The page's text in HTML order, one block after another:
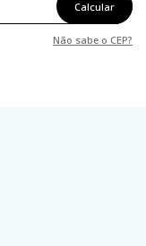
Calcular
Não sabe o CEP?